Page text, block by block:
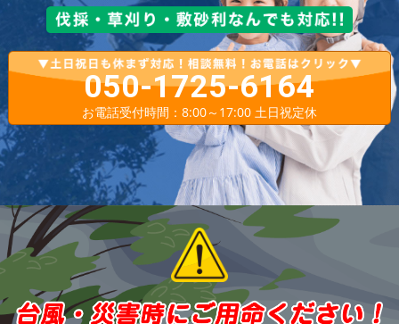
050-1725-6164
お電話受付時間：8:00～17:00 土日祝定休